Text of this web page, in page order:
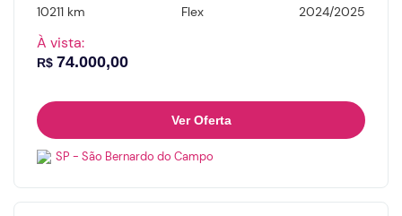
10211 km Flex 2024/2025
À vista:
R$ 74.000,00
Ver Oferta
SP - São Bernardo do Campo